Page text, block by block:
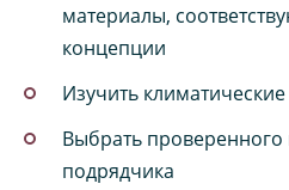
материалы,
концепции
Изучить
Выбрать проверенного
подрядчика